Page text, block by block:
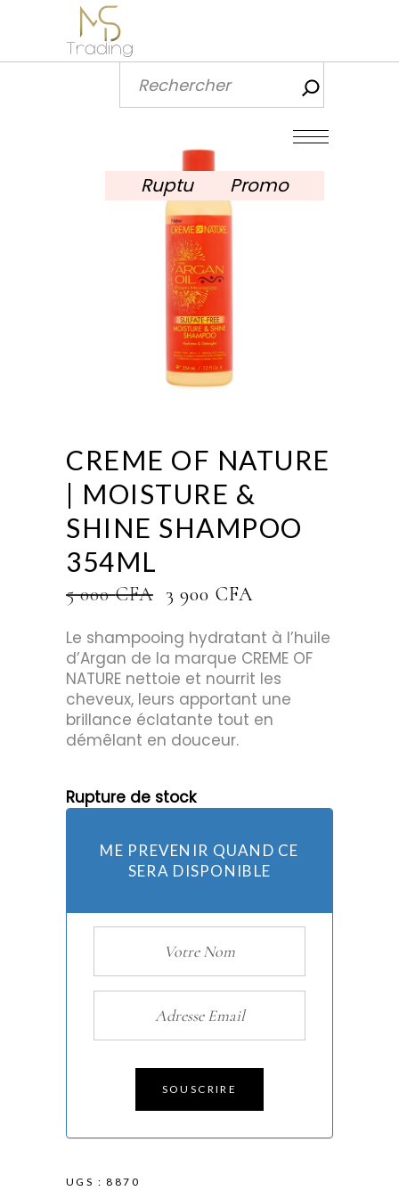
Rupture de stock
Promo
CREME OF NATURE
| MOISTURE &
SHINE SHAMPOO
354ML
5 000CFA LE
PRIX
INITIAL
ÉTAIT :
5
000 CFA.
3 900 CFA
ACTUEL
EST :
3
900 CFA.
Le shampooing hydratant à l’huile
d’Argan de la marque CREME OF
NATURE nettoie et nourrit les
cheveux, leurs apportant une
brillance éclatante tout en
démêlant en douceur.
Rupture de stock
ME PREVENIR QUAND CE
SERA DISPONIBLE
SOUSCRIRE
UGS :8870